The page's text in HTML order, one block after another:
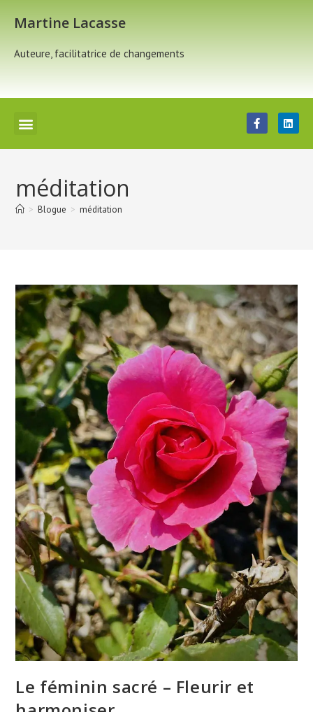
Martine Lacasse
Auteure, facilitatrice de changements
méditation
> Blogue > méditation
Le féminin sacré – Fleurir et